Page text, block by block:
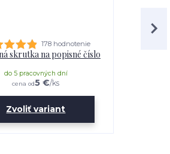
178 hodnotenie
skrutka na popisné číslo
cena od5 €/ks
do 5 pracovných dní
Zvoliť variant